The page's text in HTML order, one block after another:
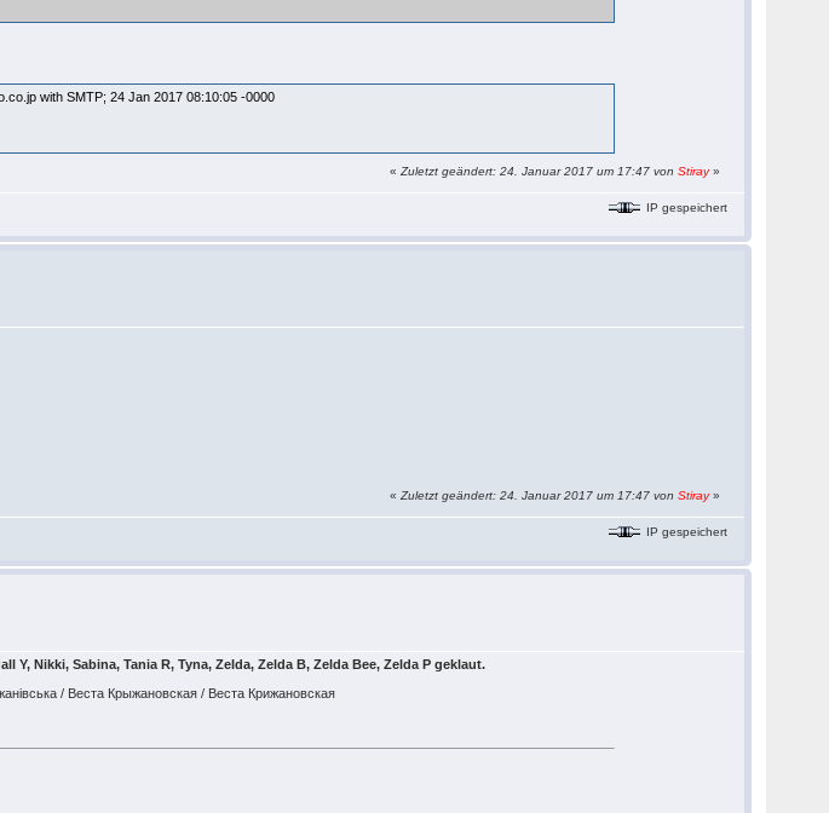
with SMTP; 24 Jan 2017 08:10:05 -0000
«Zuletzt geändert: 24. Januar 2017 um 17:47 vonStiray»
IP gespeichert
«Zuletzt geändert: 24. Januar 2017 um 17:47 vonStiray»
IP gespeichert
Y, Nikki, Sabina, Tania R, Tyna, Zelda, Zelda B, Zelda Bee, Zelda P geklaut.
/ Веста Крыжановская / Веста Крижановская